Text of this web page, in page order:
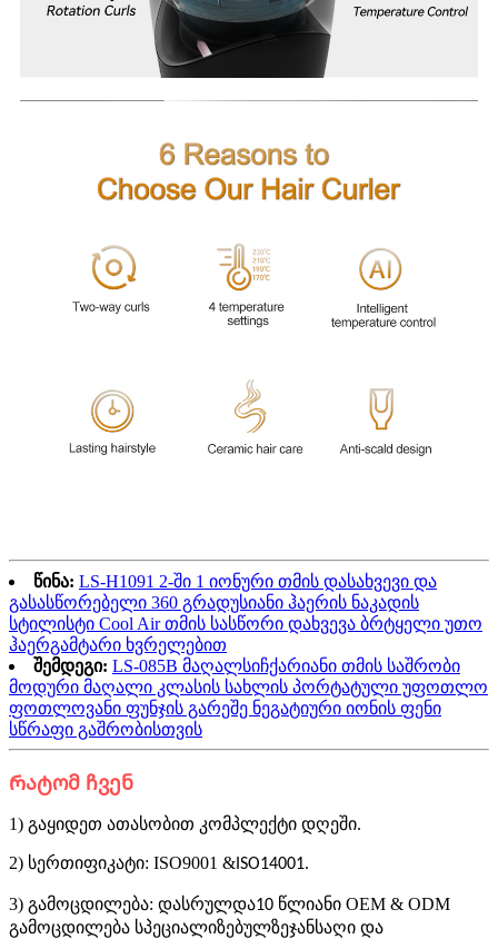
წინა: LS-H1091 2-ში 1 იონური თმის დასახვევი და
გასასწორებელი 360 გრადუსიანი ჰაერის ნაკადის
სტილისტი Cool Air თმის სასწორი დახვევა ბრტყელი უთო
ჰაერგამტარი ხვრელებით
შემდეგი: LS-085B მაღალსიჩქარიანი თმის საშრობი
მოდური მაღალი კლასის სახლის პორტატული უფოთლო
ფოთლოვანი ფუნჯის გარეშე ნეგატიური იონის ფენი
სწრაფი გაშრობისთვის
Რატომ ჩვენ
1) გაყიდეთ ათასობით კომპლექტი დღეში.
2) სერთიფიკატი: ISO9001 & ISO14001.
3) გამოცდილება: დასრულდა10 წლიანი OEM & ODM
გამოცდილება სპეციალიზებულზეჯანსაღი და